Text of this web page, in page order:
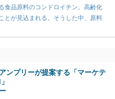
食品原料のコンドロイチン。高齢化
とが見込まれる。そうした中、原料
ンプリーが提案する「マーケテ